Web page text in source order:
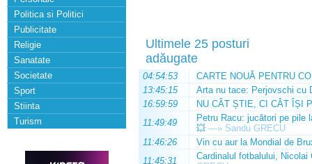
Politica si Politici
Publicitate
Religie
Sanatate
Societate
Sport
Stiinta
Turism
Ultimele 25 posturi
adăugate
04:54:53
CARTE NOUĂ PENTRU
13:45:15
Arta nu tace: Perjovschi cu
16:59:59
NU CÂT ȘTIE, CI CÂT ÎȘI
11:49:49
Petru Racu: jucători pe pile
💥 —» Sandu GRECU
11:46:26
Vin cu aur la Mondial de
11:45:31
Cardinalul fotbalului,